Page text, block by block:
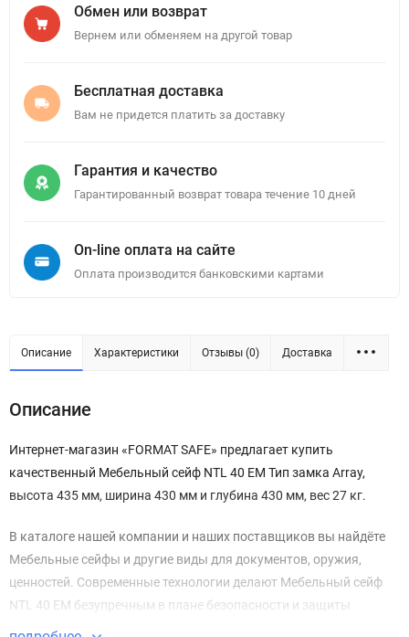
Обмен или возврат
Вернем или обменяем на другой товар
Бесплатная доставка
Вам не придется платить за доставку
Гарантия и качество
Гарантированный возврат товара течение 10 дней
On-line оплата на сайте
Оплата производится банковскими картами
Описание Характеристики Отзывы (0) Доставка
Описание
Интернет-магазин «FORMAT SAFE» предлагает купить
качественный Мебельный сейф NTL 40 EM Тип замка Array,
высота 435 мм, ширина 430 мм и глубина 430 мм, вес 27 кг.
В каталоге нашей компании и наших поставщиков вы найдёте
Мебельные сейфы и другие виды для документов, оружия,
ценностей. Современные технологии делают Мебельный сейф
NTL 40 EM безупречным в плане безопасности и защиты
имущества.